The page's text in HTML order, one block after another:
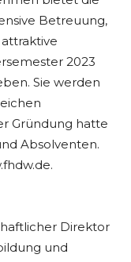
Betreuung,
2023
Sie werden
Gründung hatte
Absolventen.
Direktor
und